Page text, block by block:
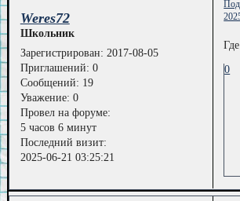
Weres72
Школьник
Зарегистрирован: 2017-08-05
Приглашений: 0
Сообщений: 19
Уважение: 0
Провел на форуме:
5 часов 6 минут
Последний визит:
2025-06-21 03:25:21
0